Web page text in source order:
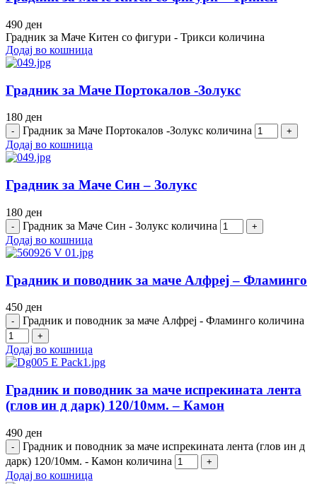
490 ден
Градник за Маче Китен со фигури - Трикси количина
Додај во кошница
Градник за Маче Портокалов -Золукс
180 ден
Градник за Маче Портокалов -Золукс количина
Додај во кошница
Градник за Маче Син – Золукс
180 ден
Градник за Маче Син - Золукс количина
Додај во кошница
Градник и поводник за маче Алфреј – Фламинго
450 ден
Градник и поводник за маче Алфреј - Фламинго количина
Додај во кошница
Градник и поводник за маче испрекината лента
(глов ин д дарк) 120/10мм. – Камон
490 ден
Градник и поводник за маче испрекината лента (глов ин д
дарк) 120/10мм. - Камон количина
Додај во кошница